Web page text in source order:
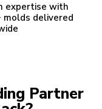
expertise with
molds delivered
Partner